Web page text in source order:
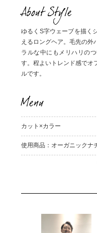
About Style
ゆるくS字ウェーブを描く
えるロングヘア。毛先の外
ラルな中にもメリハリの
す。程よいトレンド感でオ
ルです。
Menu
カット×カラー
使用商品：オーガニックナ